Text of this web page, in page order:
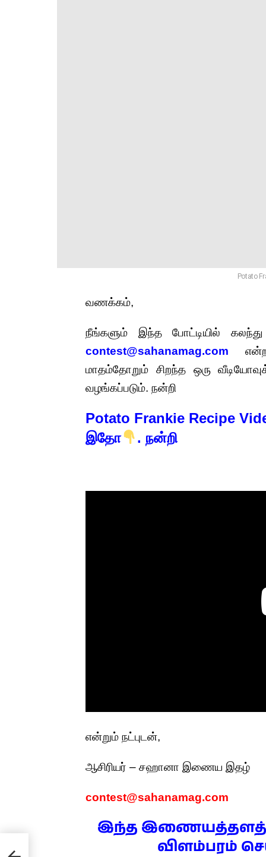
Potato
வணக்கம்,
நீங்களும் இந்த போட்டியில்
contest@sahanamag.com என்ற
மாதம்தோறும் சிறந்த ஒரு
வழங்கப்படும். நன்றி
Potato Frankie Recipe
இதோ
. நன்றி
என்றும் நட்புடன்,
ஆசிரியர் – சஹானா இணைய இதழ்
contest@sahanamag.com
இந்த
விளம்பரம்